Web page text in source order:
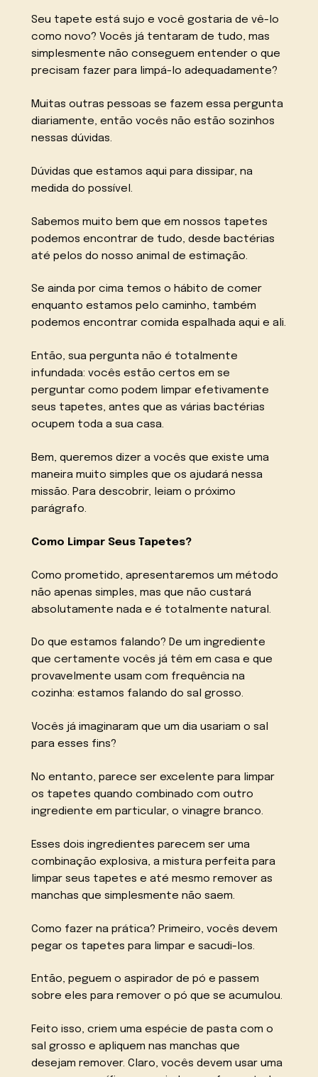
Seu tapete está sujo e você gostaria de vê-lo
como novo? Vocês já tentaram de tudo, mas
simplesmente não conseguem entender o que
precisam fazer para limpá-lo adequadamente?
Muitas outras pessoas se fazem essa pergunta
diariamente, então vocês não estão sozinhos
nessas dúvidas.
Dúvidas que estamos aqui para dissipar, na
medida do possível.
Sabemos muito bem que em nossos tapetes
podemos encontrar de tudo, desde bactérias
até pelos do nosso animal de estimação.
Se ainda por cima temos o hábito de comer
enquanto estamos pelo caminho, também
podemos encontrar comida espalhada aqui e ali.
Então, sua pergunta não é totalmente
infundada: vocês estão certos em se
perguntar como podem limpar efetivamente
seus tapetes, antes que as várias bactérias
ocupem toda a sua casa.
Bem, queremos dizer a vocês que existe uma
maneira muito simples que os ajudará nessa
missão. Para descobrir, leiam o próximo
parágrafo.
Como Limpar Seus Tapetes?
Como prometido, apresentaremos um método
não apenas simples, mas que não custará
absolutamente nada e é totalmente natural.
Do que estamos falando? De um ingrediente
que certamente vocês já têm em casa e que
provavelmente usam com frequência na
cozinha: estamos falando do sal grosso.
Vocês já imaginaram que um dia usariam o sal
para esses fins?
No entanto, parece ser excelente para limpar
os tapetes quando combinado com outro
ingrediente em particular, o vinagre branco.
Esses dois ingredientes parecem ser uma
combinação explosiva, a mistura perfeita para
limpar seus tapetes e até mesmo remover as
manchas que simplesmente não saem.
Como fazer na prática? Primeiro, vocês devem
pegar os tapetes para limpar e sacudi-los.
Então, peguem o aspirador de pó e passem
sobre eles para remover o pó que se acumulou.
Feito isso, criem uma espécie de pasta com o
sal grosso e apliquem nas manchas que
desejam remover. Claro, vocês devem usar uma